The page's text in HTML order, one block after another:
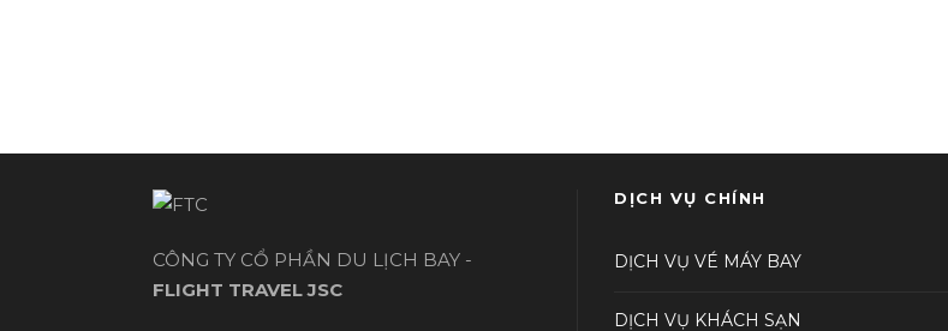
CÔNG TY CỔ PHẦN DU LỊCH BAY -
FLIGHT TRAVEL JSC
DỊCH VỤ CHÍNH
DỊCH VỤ VÉ MÁY BAY
DỊCH VỤ KHÁCH SẠN